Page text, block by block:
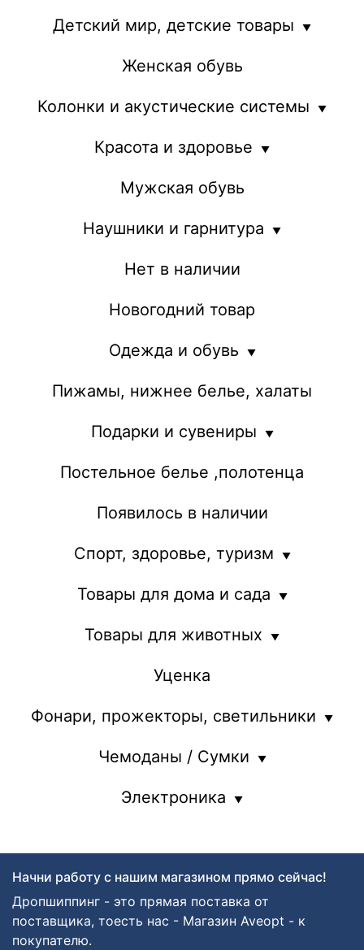
Детский мир, детские товары
Женская обувь
Колонки и акустические системы
Красота и здоровье
Мужская обувь
Наушники и гарнитура
Нет в наличии
Новогодний товар
Одежда и обувь
Пижамы, нижнее белье, халаты
Подарки и сувениры
Постельное белье ,полотенца
Появилось в наличии
Спорт, здоровье, туризм
Товары для дома и сада
Товары для животных
Уценка
Фонари, прожекторы, светильники
Чемоданы / Сумки
Электроника
Начни работу с нашим магазином прямо сейчас!
Дропшиппинг - это прямая поставка от
поставщика, тоесть нас - Магазин Aveopt - к
покупателю.